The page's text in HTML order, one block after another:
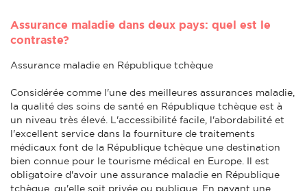
Assurance maladie dans deux pays: quel est le
contraste?
Assurance maladie en République tchèque
Considérée comme l'une des meilleures assurances maladie,
la qualité des soins de santé en République tchèque est à
un niveau très élevé. L'accessibilité facile, l'abordabilité et
l'excellent service dans la fourniture de traitements
médicaux font de la République tchèque une destination
bien connue pour le tourisme médical en Europe. Il est
obligatoire d'avoir une assurance maladie en République
tchèque, qu'elle soit privée ou publique. En payant une